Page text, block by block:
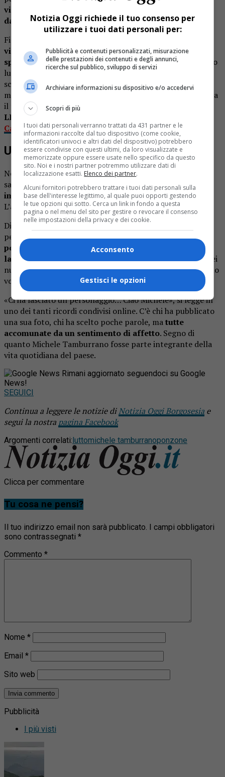
viveva da sempre e dove era conosciuto praticamente
da tutti, anche solo di vista.
Figura abituale del paese, Tamburrano da qualche anno
viveva in un alloggio lungo la strada che dal campo
sportivo sale verso il cimitero. Lo si vedeva molto spesso
lungo la via Provinciale, in qualche market, o intanto a
scambiare quattro chiacchiere con un conoscente. Non
mancava poi una sosta nei bar della zona, dove trascorreva
il tempo in compagnia.
LEGGI ANCHE:
Carlo Canova
Un decesso inatteso
Negli ultimi tempi aveva affrontato alcuni problemi di
salute, mala sua scomparsa è arrivata comunque
improvvisa, lasciando un vuoto tra amici e conoscenti.
L’addio gli è stato dato mercoledì pomeriggio a Ponzone.
Dietro un’apparenza a tratti schiva, molti ricordano una
persona con cui era facile entrare in sintonia:bastava
poco per avviare una conversazione e scoprire il suo
lato più cordiale. Un tratto che oggi emerge con forza nei
numerosi messaggi comparsi sui social, dove in tanti hanno
voluto rendergli omaggio.
«Ci ha lasciato un personaggio… Ciao Michele», si legge in
uno dei tanti ricordi condivisi online. C’è chi ha pubblicato
una sua foto, chi ha scelto poche parole, matutte
accomunate da un sentimento di affetto. Segno di
quanto Michele Tamburrano fosse parte integrante della
vita quotidiana del paese.
Rimani aggiornato seguendoci su Google
News!
SEGUICI
Continua a leggere le notizie diNotizia Oggi Borgosesia e
segui la nostra pagina Facebook
Argomenti correlati:luttomichele tamburranoponzone
Clicca per commentare
Tu cosa ne pensi?
Il tuo indirizzo email non sarà pubblicato.
I campi obbligatori
sono contrassegnati *
Commento *
Nome *
Email *
Sito web
Pubblicità
I più visti
Notizia Oggi richiede il tuo consenso per
utilizzare i tuoi dati personali per:
Pubblicità e contenuti personalizzati, misurazione
delle prestazioni dei contenuti e degli annunci,
ricerche sul pubblico, sviluppo di servizi
Archiviare informazioni su dispositivo e/o accedervi
Scopri di più
I tuoi dati personali verranno trattati da 431 partner e le
informazioni raccolte dal tuo dispositivo (come cookie,
identificatori univoci e altri dati del dispositivo) potrebbero
essere condivise con questi ultimi, da loro visualizzate e
memorizzate oppure essere usate nello specifico da questo
sito. Noi e i nostri partner potremmo utilizzare dati di
localizzazione esatti. Elenco dei partner.
Alcuni fornitori potrebbero trattare i tuoi dati personali sulla
base dell'interesse legittimo, al quale puoi opporti gestendo
le tue opzioni qui sotto. Cerca un link in fondo a questa
pagina o nel menu del sito per gestire o revocare il consenso
nelle impostazioni della privacy e dei cookie.
Acconsento
Gestisci le opzioni